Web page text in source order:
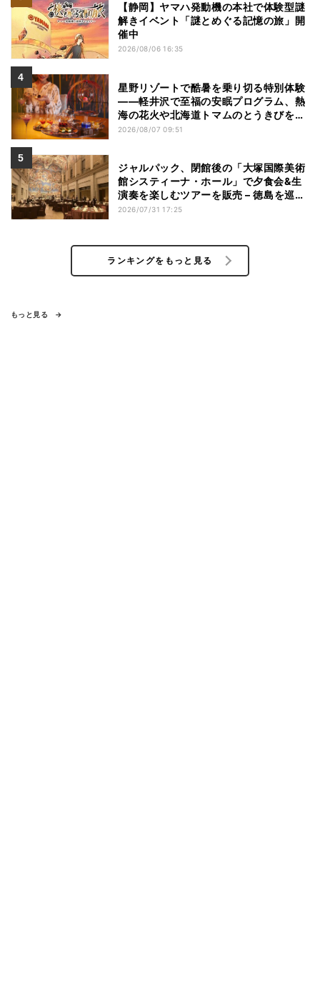
【静岡】ヤマハ発動機の本社で体験型謎
解きイベント「謎とめぐる記憶の旅」開
催中
2026/08/06 16:35
星野リゾートで酷暑を乗り切る特別体験
——軽井沢で至福の安眠プログラム、熱
海の花火や北海道トマムのとうきびを主
役にしたアフタヌーンティー
2026/08/07 09:51
ジャルパック、閉館後の「大塚国際美術
館システィーナ・ホール」で夕食会&生
演奏を楽しむツアーを販売 – 徳島を巡る
5つのコース
2026/07/31 17:25
ランキングをもっと見る
もっと見る